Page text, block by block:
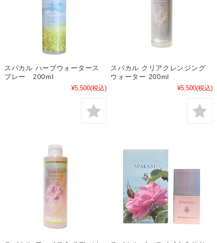
スパカル ハーブウォータース
プレー 200ml
¥5,500(税込)
スパカル クリアクレンジング
ウォーター 200ml
¥5,500(税込)